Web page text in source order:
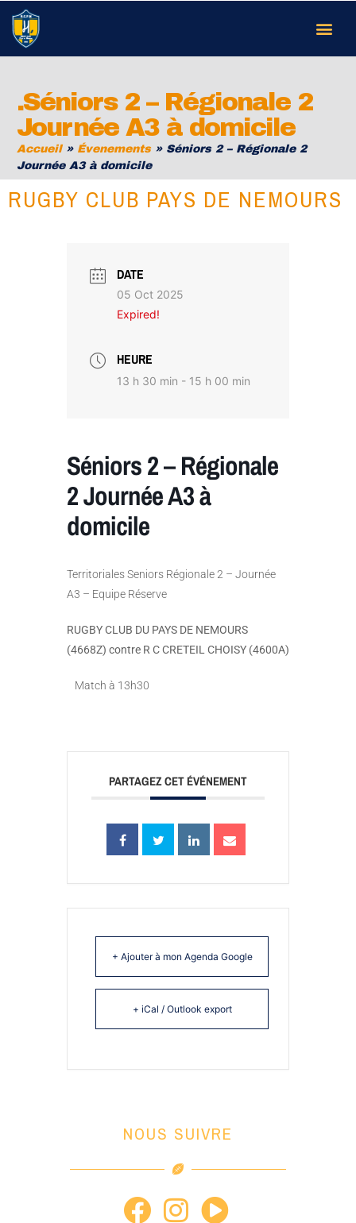
.Séniors 2 – Régionale 2
Journée A3 à domicile
Accueil» Évenements» Séniors 2 – Régionale 2
Journée A3 à domicile
RUGBY CLUB PAYS DE NEMOURS
DATE
05 Oct 2025
Expired!
HEURE
13 h 30 min - 15 h 00 min
Séniors 2 – Régionale
2 Journée A3 à
domicile
Territoriales Seniors Régionale 2 – Journée
A3 – Equipe Réserve
RUGBY CLUB DU PAYS DE NEMOURS
(4668Z) contre R C CRETEIL CHOISY (4600A)
Match à 13h30
PARTAGEZ CET ÉVÉNEMENT
+ Ajouter à mon Agenda Google
+ iCal / Outlook export
NOUS SUIVRE